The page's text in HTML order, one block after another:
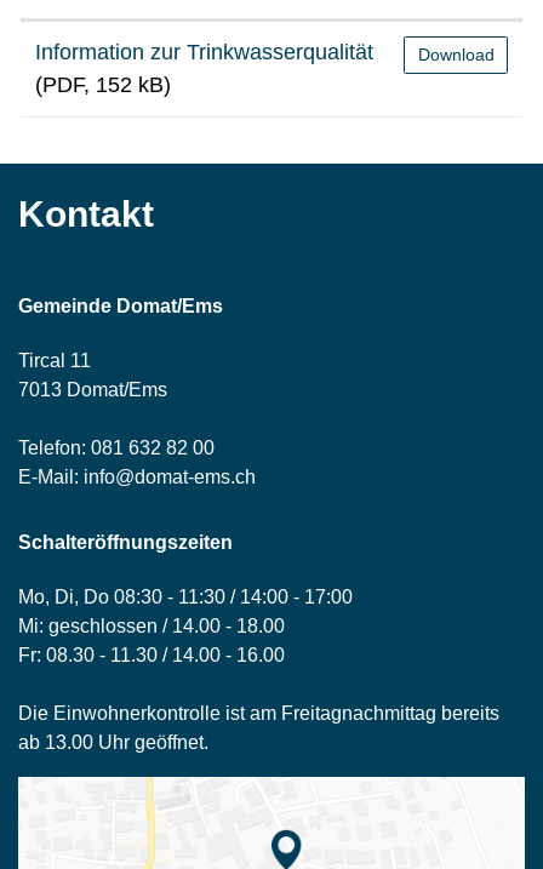
Information zur Trinkwasserqualität
(PDF, 152 kB)
Download
Kontakt
Gemeinde Domat/Ems
Tircal 11
7013 Domat/Ems
Telefon: 081 632 82 00
E-Mail: info@domat-ems.ch
Schalteröffnungszeiten
Mo, Di, Do 08:30 - 11:30 / 14:00 - 17:00
Mi: geschlossen / 14.00 - 18.00
Fr: 08.30 - 11.30 / 14.00 - 16.00
Die Einwohnerkontrolle ist am Freitagnachmittag bereits
ab 13.00 Uhr geöffnet.